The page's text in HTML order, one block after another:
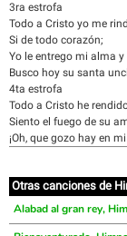
3ra estrofa
Todo a Cristo yo me
Si de todo corazón;
Yo le entrego mi alma y
Busco hoy su santa
4ta estrofa
Todo a Cristo he
Siento el fuego de su
¡Oh, que gozo hay en
Otras canciones de
Alabad al gran rey,